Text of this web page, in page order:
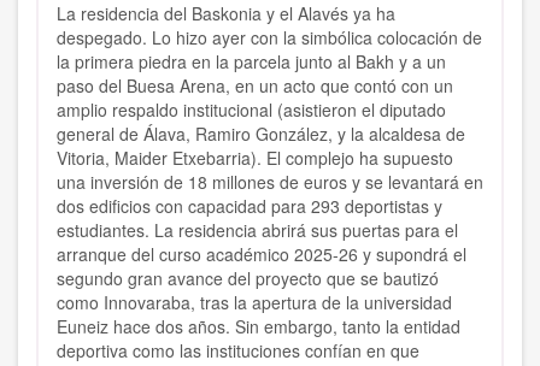
La residencia del Baskonia y el Alavés ya ha
despegado. Lo hizo ayer con la simbólica colocación de
la primera piedra en la parcela junto al Bakh y a un
paso del Buesa Arena, en un acto que contó con un
amplio respaldo institucional (asistieron el diputado
general de Álava, Ramiro González, y la alcaldesa de
Vitoria, Maider Etxebarria). El complejo ha supuesto
una inversión de 18 millones de euros y se levantará en
dos edificios con capacidad para 293 deportistas y
estudiantes. La residencia abrirá sus puertas para el
arranque del curso académico 2025-26 y supondrá el
segundo gran avance del proyecto que se bautizó
como Innovaraba, tras la apertura de la universidad
Euneiz hace dos años. Sin embargo, tanto la entidad
deportiva como las instituciones confían en que